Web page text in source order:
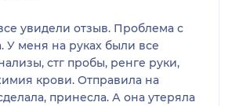
увидели отзыв. Проблема с
У меня на руках были все
стг пробы, ренге руки,
крови. Отправила на
принесла. А она утеряла